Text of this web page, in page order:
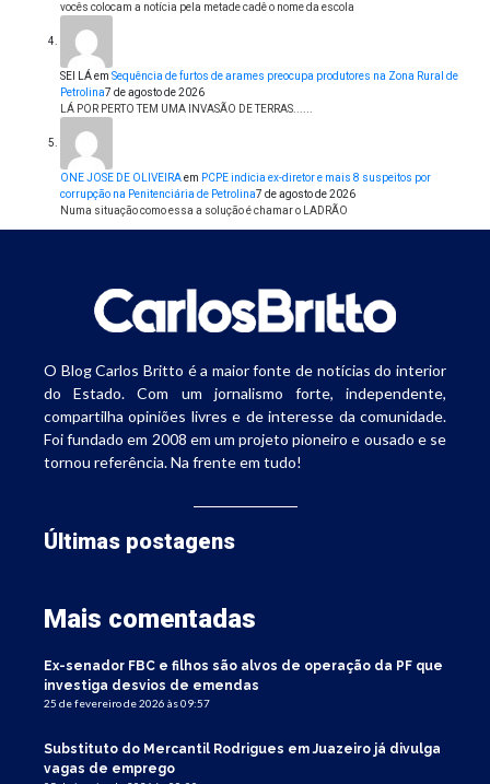
vocês colocam a notícia pela metade cadê o nome da escola
SEI LÁem Sequência de furtos de arames preocupa produtores na Zona Rural de
Petrolina7 de agosto de 2026
LÁ POR PERTO TEM UMA INVASÃO DE TERRAS......
ONE JOSE DE OLIVEIRAem PCPE indicia ex-diretor e mais 8 suspeitos por
corrupção na Penitenciária de Petrolina7 de agosto de 2026
Numa situação como essa a solução é chamar o LADRÃO
O Blog Carlos Britto é a maior fonte de notícias do interior
do Estado. Com um jornalismo forte, independente,
compartilha opiniões livres e de interesse da comunidade.
Foi fundado em 2008 em um projeto pioneiro e ousado e se
tornou referência. Na frente em tudo!
Últimas postagens
Mais comentadas
Ex-senador FBC e filhos são alvos de operação da PF que
investiga desvios de emendas
25 de fevereiro de 2026 às 09:57
Substituto do Mercantil Rodrigues em Juazeiro já divulga
vagas de emprego